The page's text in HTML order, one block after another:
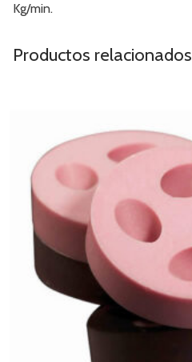
Kg/min.
Productos relacionados